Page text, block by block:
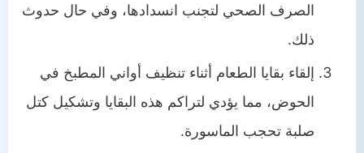
الصرف الصحي لتجنب انسدادها، وفي حال حدوث
ذلك.
إلقاء بقايا الطعام أثناء تنظيف أواني المطبخ في
الحوض، مما يؤدي لتراكم هذه البقايا وتشكيل كتل
صلبة تحجب الماسورة.